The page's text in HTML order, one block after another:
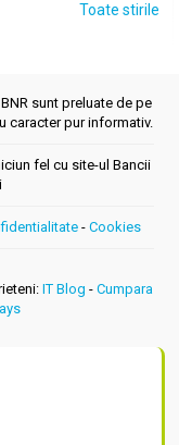
Toate stirile
sunt preluate de pe
caracter pur informativ.
fel cu site-ul Bancii
- Cookies
IT Blog - Cumpara